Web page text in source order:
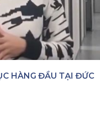
HÀNG ĐẦU TẠI ĐỨC